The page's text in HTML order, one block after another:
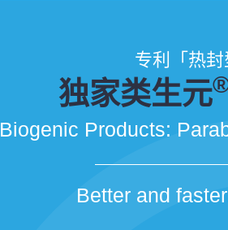
专利「热
独家类生元
Biogenic Products:
Better and